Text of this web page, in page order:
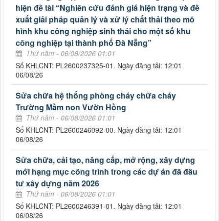
hiện đề tài “Nghiên cứu đánh giá hiện trạng và đề
xuất giải pháp quản lý và xử lý chất thải theo mô
hình khu công nghiệp sinh thái cho một số khu
công nghiệp tại thành phố Đà Nẵng”
Thứ năm - 06/08/2026 01:01
Số KHLCNT: PL2600237325-01. Ngày đăng tải: 12:01
06/08/26
Sửa chữa hệ thống phòng cháy chữa cháy
Trường Mầm non Vườn Hồng
Thứ năm - 06/08/2026 01:01
Số KHLCNT: PL2600246092-00. Ngày đăng tải: 12:01
06/08/26
Sửa chữa, cải tạo, nâng cấp, mở rộng, xây dựng
mới hạng mục công trình trong các dự án đã đầu
tư xây dựng năm 2026
Thứ năm - 06/08/2026 01:01
Số KHLCNT: PL2600246391-01. Ngày đăng tải: 12:01
06/08/26